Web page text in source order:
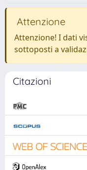
Attenzione
Attenzione! I dati
sottoposti a
Citazioni